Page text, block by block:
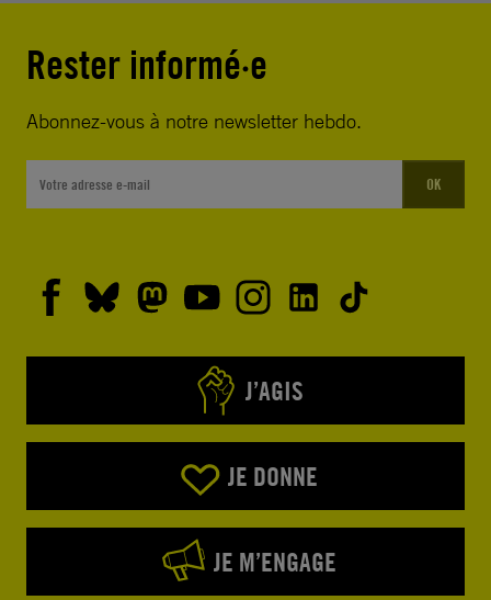
Rester informé·e
Abonnez-vous à notre newsletter hebdo.
OK
J’AGIS
JE DONNE
JE M’ENGAGE